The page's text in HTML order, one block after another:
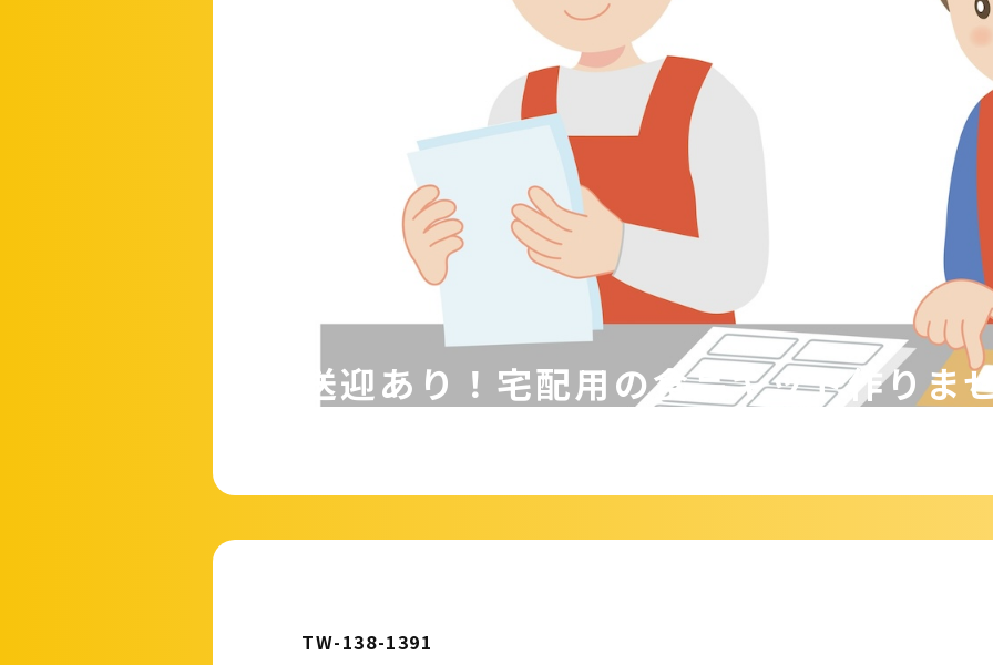
送迎あり！宅配用の食品キット作りま
TW-138-1391